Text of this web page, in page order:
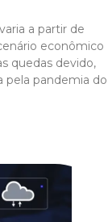
a partir de
econômico
quedas devido,
pela pandemia do